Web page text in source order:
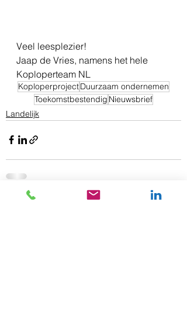
Veel leesplezier!
Jaap de Vries, namens het hele
Koploperteam NL
KoploperprojectDuurzaam ondernemen
Toekomstbestendig Nieuwsbrief
Landelijk